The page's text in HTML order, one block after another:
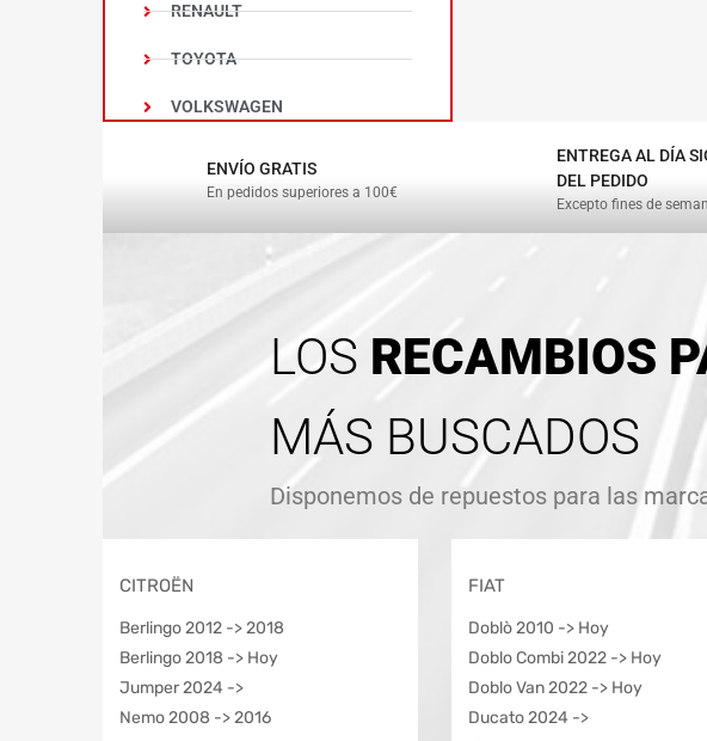
RENAULT
TOYOTA
VOLKSWAGEN
ENVÍO GRATIS
En pedidos superiores a 100€
ENTREGA AL DÍA
DEL PEDIDO
Excepto fines de
LOS RECAMBIOS
MÁS BUSCADOS
Disponemos de repuestos para las
CITROËN
Berlingo 2012 -> 2018
Berlingo 2018 -> Hoy
Jumper 2024 ->
Nemo 2008 -> 2016
FIAT
Doblò 2010 -> Hoy
Doblo Combi 2022 -> Hoy
Doblo Van 2022 -> Hoy
Ducato 2024 ->